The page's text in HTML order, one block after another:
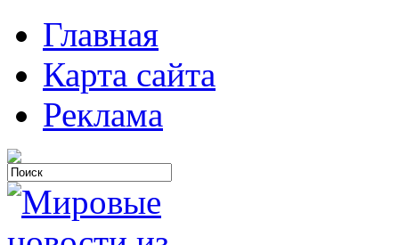
Главная
Карта сайта
Реклама